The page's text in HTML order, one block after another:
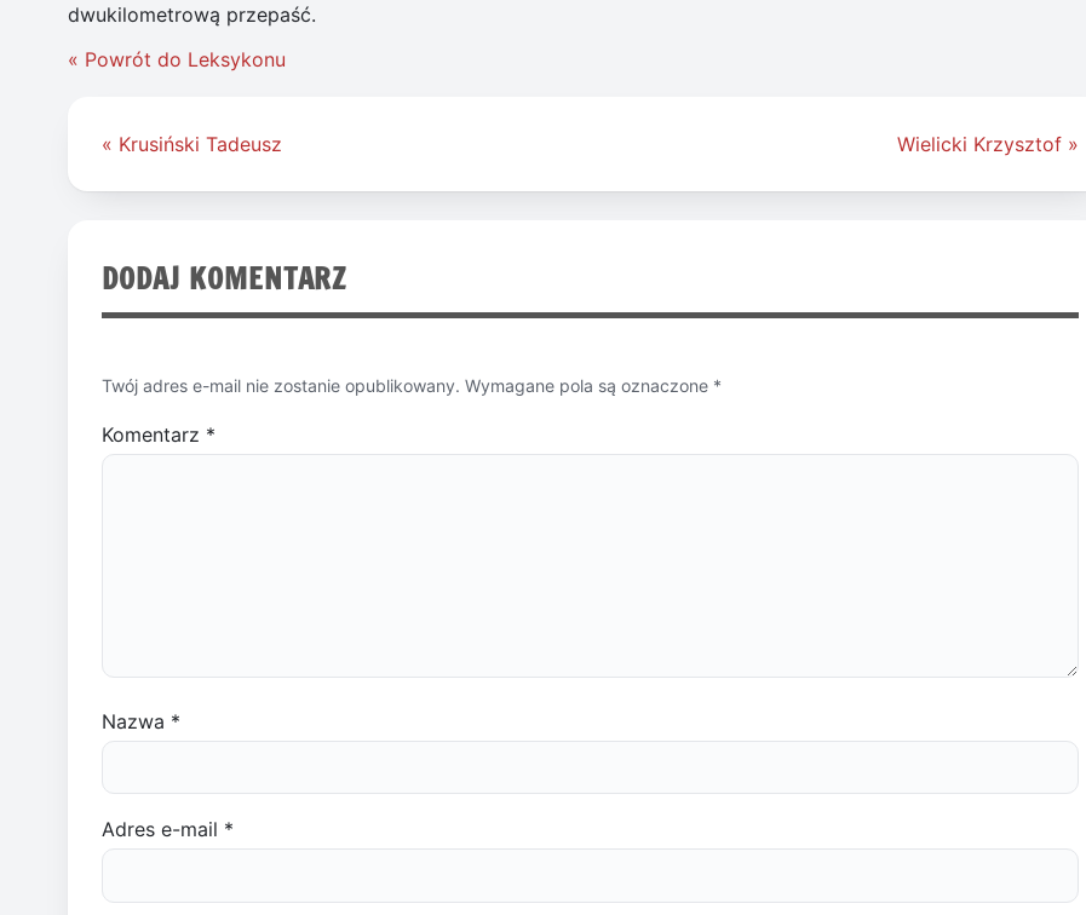
dwukilometrową przepaść.
« Powrót do Leksykonu
Nawigacja
« Krusiński Tadeusz Wielicki Krzysztof »
DODAJ KOMENTARZ
Twój adres e-mail nie zostanie opublikowany. Wymagane pola są oznaczone *
Komentarz *
Nazwa *
Adres e-mail *